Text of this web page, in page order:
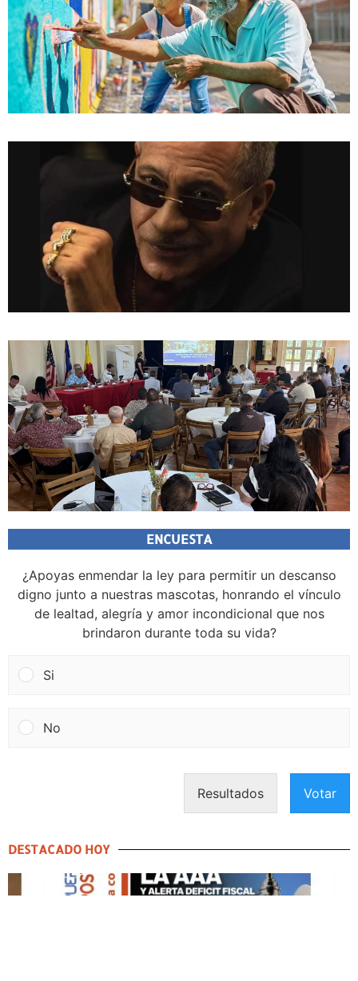
ENCUESTA
¿Apoyas enmendar la ley para permitir un descanso
digno junto a nuestras mascotas, honrando el vínculo
de lealtad, alegría y amor incondicional que nos
brindaron durante toda su vida?
Si
No
Resultados Votar
DESTACADO HOY